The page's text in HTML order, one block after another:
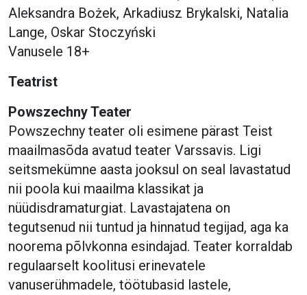
Aleksandra Bożek, Arkadiusz Brykalski, Natalia
Lange, Oskar Stoczyński
Vanusele 18+
Teatrist
Powszechny Teater
Powszechny teater oli esimene pärast Teist
maailmasõda avatud teater Varssavis. Ligi
seitsmekümne aasta jooksul on seal lavastatud
nii poola kui maailma klassikat ja
nüüdisdramaturgiat. Lavastajatena on
tegutsenud nii tuntud ja hinnatud tegijad, aga ka
noorema põlvkonna esindajad. Teater korraldab
regulaarselt koolitusi erinevatele
vanuserühmadele, töötubasid lastele,